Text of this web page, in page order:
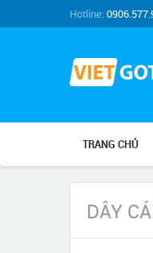
Hotline:
TRANG CHỦ
DÂY